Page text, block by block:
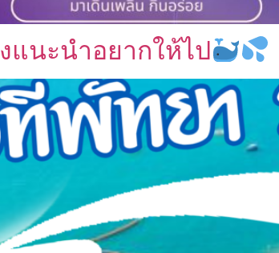
แนะนำอยากให้ไป